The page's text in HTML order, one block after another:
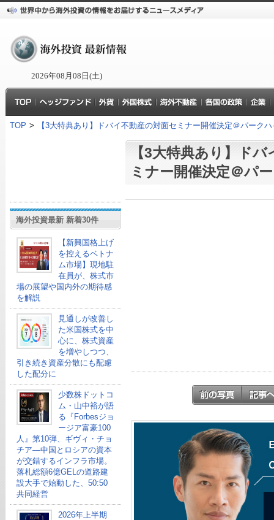
2026年08月08日(土)
TOP > 【3大特典あり】ドバイ不動産の対面セミナー開催決定＠パーク
海外投資最新 新着30件
【新興国格上げ
を控えるベトナ
ム市場】現地駐
在員が、株式市
場の展望や国内外の期待感
を解説
見通しが改善し
た米国株式を中
心に、株式資産
を増やしつつ、
引き続き資産分散にも配慮
した配分に
少数株ドットコ
ム・山中裕が語
る『Forbesジョ
ージア富豪100
人』第10弾、ギヴィ・チョ
チア―中国とロシアの資本
が交錯するインフラ市場。
落札総額6億GELの道路建
設大手で始動した、50:50
共同経営
2026年上半期
【3大特典あり】ド
ミナー開催決定＠パ